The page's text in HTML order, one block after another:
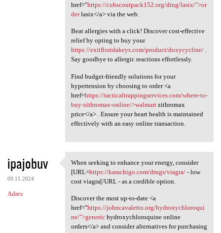
href="https://cubscoutpack152.org/drug/lasix/">or
derlasix</a> via the web.
Beat allergies with a click! Discover cost-effective
relief by opting to buy your
https://exitfloridakeys.com/product/doxycycline/.
Say goodbye to allergic reactions effortlessly.
Find budget-friendly solutions for your
hypertension by choosing to order <a
href=https://tacticaltrappingservices.com/where-to-
buy-zithromax-online/>walmartzithromax
price</a> . Ensure your heart health is maintained
effectively with an easy online transaction.
ipajobuv
09.11.2024
Adres
When seeking to enhance your
When seeking to enhance your energy, consider
[URL=https://karachigo.com/drugs/viagra/- low
cost viagra[/URL - as a credible option.
Discover the most up-to-date <a
href="https://johncavaletto.org/hydroxychloroqui
ne/">generichydroxychloroquine online
orders</a> and consider alternatives for purchasing